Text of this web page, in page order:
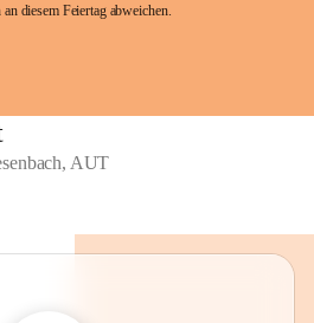
diesem Feiertag abweichen.
AUT